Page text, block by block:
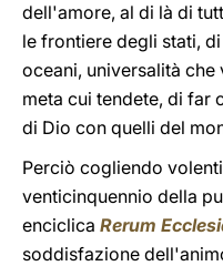
dell'amore, al di là di
le frontiere degli stati,
oceani, universalità
meta cui tendete, di far
di Dio con quelli del
Perciò cogliendo
venticinquennio della
enciclica Rerum
soddisfazione